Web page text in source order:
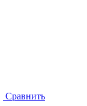
Сравнить